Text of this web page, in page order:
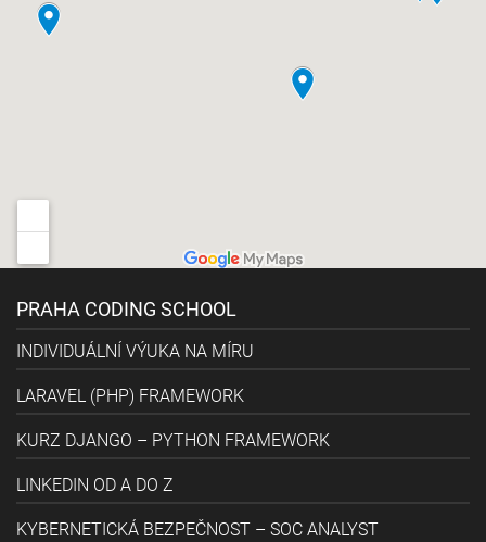
PRAHA CODING SCHOOL
INDIVIDUÁLNÍ VÝUKA NA MÍRU
LARAVEL (PHP) FRAMEWORK
KURZ DJANGO – PYTHON FRAMEWORK
LINKEDIN OD A DO Z
KYBERNETICKÁ BEZPEČNOST – SOC ANALYST